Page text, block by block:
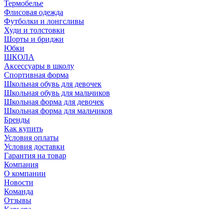
Термобелье
Флисовая одежда
Футболки и лонгсливы
Худи и толстовки
Шорты и бриджи
Юбки
ШКОЛА
Аксессуары в школу
Спортивная форма
Школьная обувь для девочек
Школьная обувь для мальчиков
Школьная форма для девочек
Школьная форма для мальчиков
Бренды
Как купить
Условия оплаты
Условия доставки
Гарантия на товар
Компания
О компании
Новости
Команда
Отзывы